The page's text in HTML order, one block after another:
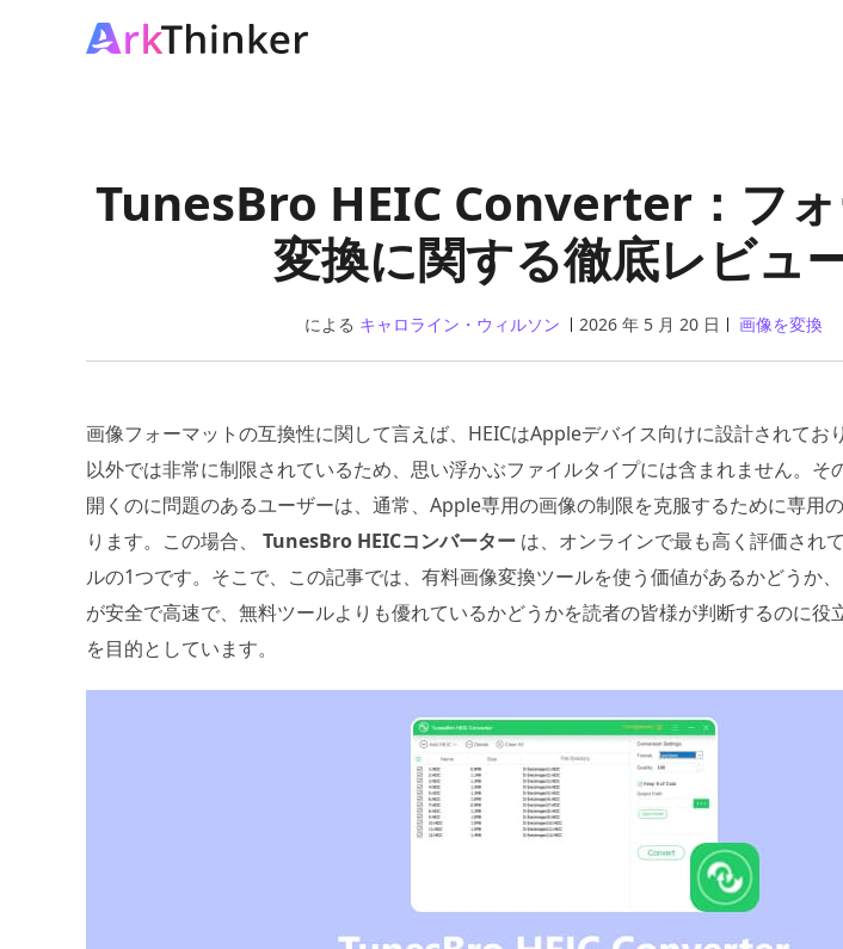
TunesBro HEIC Converter：フォ
変換に関する徹底レビュ
による キャロライン・ウィルソン 2026 年 5 月 20 日 画像を変換
画像フォーマットの互換性に関して言えば、HEICはAppleデバイス向けに設計されてお
以外では非常に制限されているため、思い浮かぶファイルタイプには含まれません。そ
開くのに問題のあるユーザーは、通常、Apple専用の画像の制限を克服するために専用
ります。この場合、 TunesBro HEICコンバーター は、オンラインで最も高く評価され
ルの1つです。そこで、この記事では、有料画像変換ツールを使う価値があるかどうか
が安全で高速で、無料ツールよりも優れているかどうかを読者の皆様が判断するのに役
を目的としています。